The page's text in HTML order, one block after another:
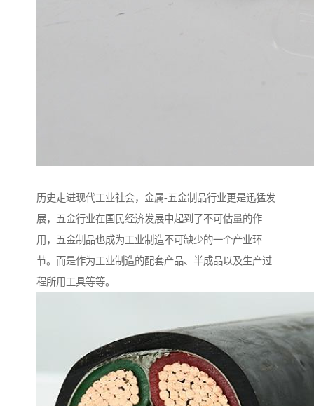
历史走进现代工业社会，金属-五金制品行业更是迅猛发
展，五金行业在国民经济发展中起到了不可估量的作
用，五金制品也成为工业制造不可缺少的一个产业环
节。而是作为工业制造的配套产品、半成品以及生产过
程所用工具等等。